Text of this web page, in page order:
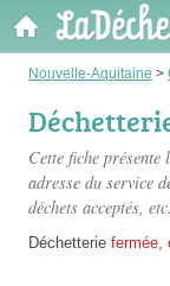
Nouvelle-Aquitaine >
Cette fiche présente
adresse du service
déchets acceptés,
Déchetterie fermée,